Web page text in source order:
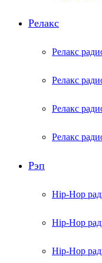
Релакс
Релакс
Релакс
Релакс
Релакс
Рэп
Hip-Hop
Hip-Hop
Hip-Hop